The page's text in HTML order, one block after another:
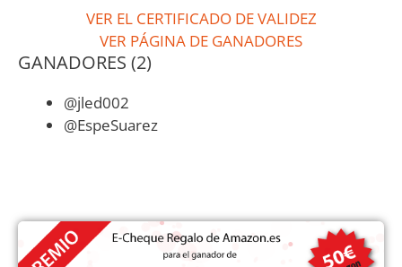
VER EL CERTIFICADO DE VALIDEZ
VER PÁGINA DE GANADORES
GANADORES (2)
@jled002
@EspeSuarez